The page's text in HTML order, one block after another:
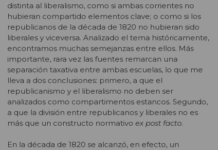
distinta al liberalismo, como si ambas corrientes no
hubieran compartido elementos clave; o como si los
republicanos de la década de 1820 no hubieran sido
liberales y viceversa. Analizado el tema históricamente,
encontramos muchas semejanzas entre ellos. Más
importante, rara vez las fuentes remarcan una
separación taxativa entre ambas escuelas, lo que me
lleva a dos conclusiones: primero, a que el
republicanismo y el liberalismo no deben ser
analizados como compartimentos estancos. Segundo,
a que la división entre republicanos y liberales no es
más que un constructo normativo ex post facto.
En la década de 1820 se alcanzó, en efecto, un